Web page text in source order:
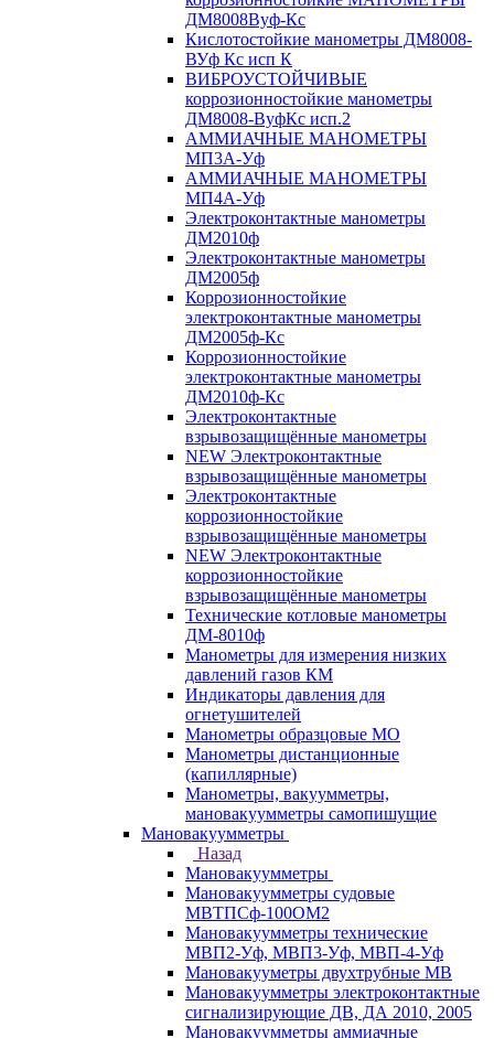
ДМ8008Вуф-Кс
Кислотостойкие манометры ДМ8008-
ВУф Кс исп К
ВИБРОУСТОЙЧИВЫЕ
коррозионностойкие манометры
ДМ8008-ВуфКс исп.2
АММИАЧНЫЕ МАНОМЕТРЫ
МП3А-Уф
АММИАЧНЫЕ МАНОМЕТРЫ
МП4А-Уф
Электроконтактные манометры
ДМ2010ф
Электроконтактные манометры
ДМ2005ф
Коррозионностойкие
электроконтактные манометры
ДМ2005ф-Кс
Коррозионностойкие
электроконтактные манометры
ДМ2010ф-Кс
Электроконтактные
взрывозащищённые манометры
NEW Электроконтактные
взрывозащищённые манометры
Электроконтактные
коррозионностойкие
взрывозащищённые манометры
NEW Электроконтактные
коррозионностойкие
взрывозащищённые манометры
Технические котловые манометры
ДМ-8010ф
Манометры для измерения низких
давлений газов КМ
Индикаторы давления для
огнетушителей
Манометры образцовые МО
Манометры дистанционные
(капиллярные)
Манометры, вакуумметры,
мановакуумметры самопишущие
Мановакуумметры
Назад
Мановакуумметры
Мановакуумметры судовые
МВТПСф-100ОМ2
Мановакуумметры технические
МВП2-Уф, МВП3-Уф, МВП-4-Уф
Мановакууметры двухтрубные МВ
Мановакуумметры электроконтактные
сигнализирующие ДВ, ДА 2010, 2005
Мановакуумметры аммиачные